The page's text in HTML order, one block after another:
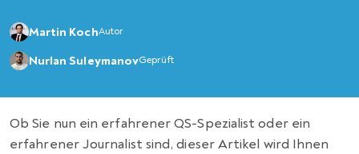
Martin KochAutor
Nurlan SuleymanovGeprüft
Ob Sie nun ein erfahrener QS-Spezialist oder ein
erfahrener Journalist sind, dieser Artikel wird Ihnen